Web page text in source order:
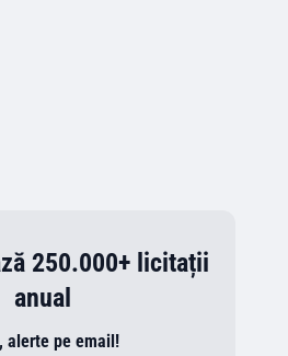
250.000+ licitații
anual
alerte pe email!